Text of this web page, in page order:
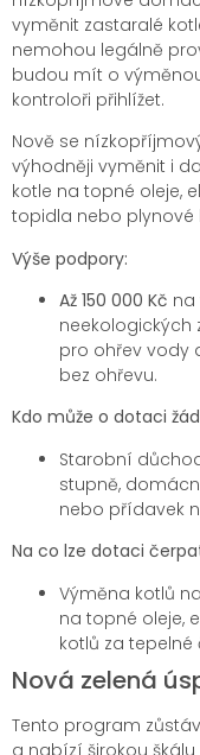
vyměnit zastaralé
nemohou legálně
budou mít o
kontroloři přihlížet.
Nově se
výhodněji vyměnit i
kotle na topné oleje,
topidla nebo plynové
Výše podpory:
Až 150 000 Kč na
pro ohřev vody
bez ohřevu.
Kdo může o dotaci
Starobní
stupně,
nebo přídavek
Na co lze dotaci
Výměna kotlů
na topné oleje,
kotlů za tepelné
Nová zelená
Tento program
a nabízí širokou